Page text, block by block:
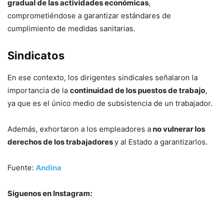
gradual de las actividades económicas,
comprometiéndose a garantizar estándares de
cumplimiento de medidas sanitarias.
Sindicatos
En ese contexto, los dirigentes sindicales señalaron la
importancia de la continuidad de los puestos de trabajo,
ya que es el único medio de subsistencia de un trabajador.
Además, exhortaron a los empleadores ano vulnerar los
derechos de los trabajadoresy al Estado a garantizarlos.
Fuente: Andina
Síguenos en Instagram: